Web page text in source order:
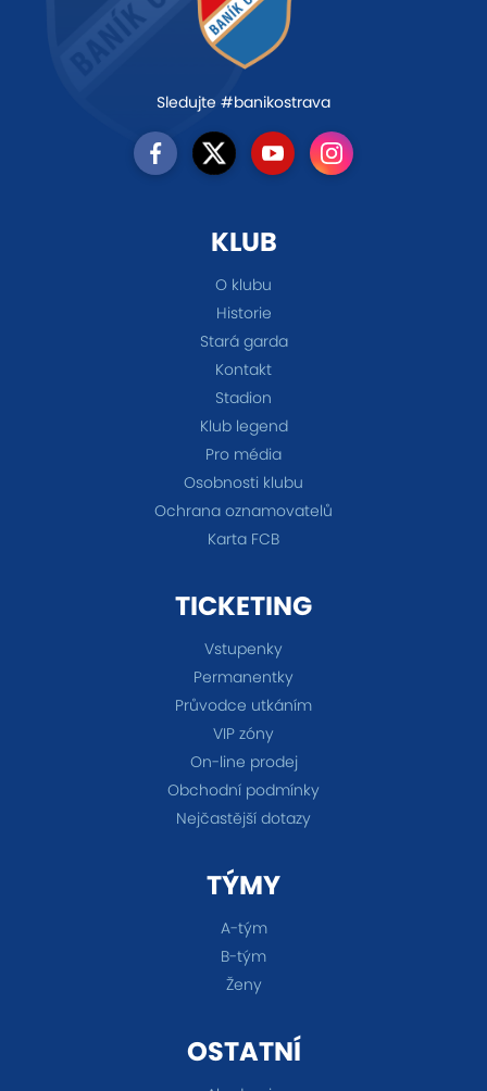
Sledujte #banikostrava
KLUB
O klubu
Historie
Stará garda
Kontakt
Stadion
Klub legend
Pro média
Osobnosti klubu
Ochrana oznamovatelů
Karta FCB
TICKETING
Vstupenky
Permanentky
Průvodce utkáním
VIP zóny
On-line prodej
Obchodní podmínky
Nejčastější dotazy
TÝMY
A-tým
B-tým
Ženy
OSTATNÍ